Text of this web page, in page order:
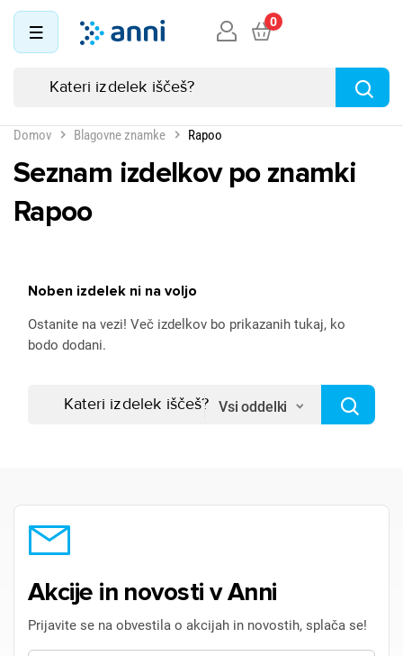
0
Domov Blagovne znamke Rapoo
Seznam izdelkov po znamki
Rapoo
Noben izdelek ni na voljo
Ostanite na vezi! Več izdelkov bo prikazanih tukaj, ko
bodo dodani.
Vsi oddelki
Akcije in novosti v Anni
Prijavite se na obvestila o akcijah in novostih, splača se!